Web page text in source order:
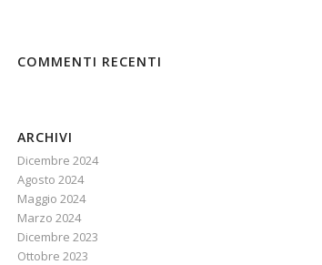
COMMENTI RECENTI
ARCHIVI
Dicembre 2024
Agosto 2024
Maggio 2024
Marzo 2024
Dicembre 2023
Ottobre 2023